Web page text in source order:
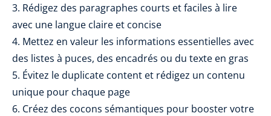
Rédigez des paragraphes courts et faciles à lire
avec une langue claire et concise
Mettez en valeur les informations essentielles avec
des listes à puces, des encadrés ou du texte en gras
Évitez le duplicate content et rédigez un contenu
unique pour chaque page
Créez des cocons sémantiques pour booster votre